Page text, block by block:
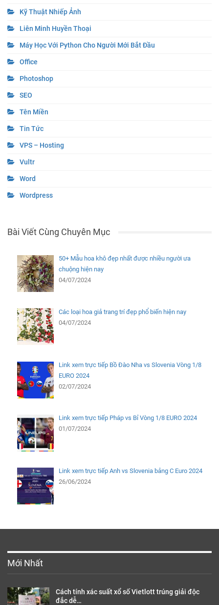
Kỹ Thuật Nhiếp Ảnh
Liên Minh Huyền Thoại
Máy Học Với Python Cho Người Mới Bắt Đầu
Office
Photoshop
SEO
Tên Miền
Tin Tức
VPS – Hosting
Vultr
Word
Wordpress
Bài Viết Cùng Chuyên Mục
50+ Mẫu hoa khô đẹp nhất được nhiều người ưa
chuộng hiện nay
04/07/2024
Các loại hoa giả trang trí đẹp phổ biến hiện nay
04/07/2024
Link xem trực tiếp Bồ Đào Nha vs Slovenia Vòng 1/8
EURO 2024
02/07/2024
Link xem trực tiếp Pháp vs Bỉ Vòng 1/8 EURO 2024
01/07/2024
Link xem trực tiếp Anh vs Slovenia bảng C Euro 2024
26/06/2024
Mới Nhất
Cách tính xác suất xổ số Vietlott trúng giải độc
đắc dễ…